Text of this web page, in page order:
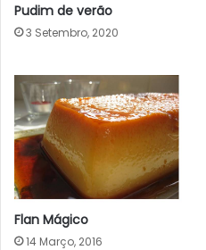
Pudim de verão
3 Setembro, 2020
Flan Mágico
14 Março, 2016